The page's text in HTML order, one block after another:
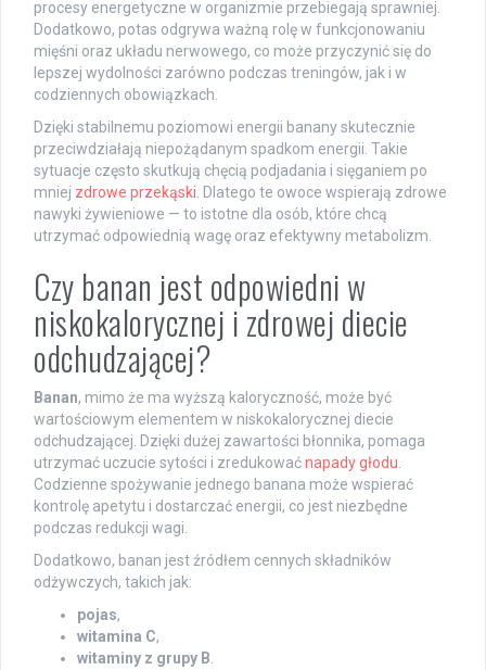
procesy energetyczne w organizmie przebiegają sprawniej.
Dodatkowo, potas odgrywa ważną rolę w funkcjonowaniu
mięśni oraz układu nerwowego, co może przyczynić się do
lepszej wydolności zarówno podczas treningów, jak i w
codziennych obowiązkach.
Dzięki stabilnemu poziomowi energii banany skutecznie
przeciwdziałają niepożądanym spadkom energii. Takie
sytuacje często skutkują chęcią podjadania i sięganiem po
mniej zdrowe przekąski . Dlatego te owoce wspierają zdrowe
nawyki żywieniowe — to istotne dla osób, które chcą
utrzymać odpowiednią wagę oraz efektywny metabolizm.
Czy banan jest odpowiedni w
niskokalorycznej i zdrowej diecie
odchudzającej?
Banan, mimo że ma wyższą kaloryczność, może być
wartościowym elementem w niskokalorycznej diecie
odchudzającej. Dzięki dużej zawartości błonnika, pomaga
utrzymać uczucie sytości i zredukowaćnapady głodu
Codzienne spożywanie jednego banana może wspierać
kontrolę apetytu i dostarczać energii, co jest niezbędne
podczas redukcji wagi.
Dodatkowo, banan jest źródłem cennych składników
odżywczych, takich jak:
pojas,
witamina C,
witaminy z grupy B